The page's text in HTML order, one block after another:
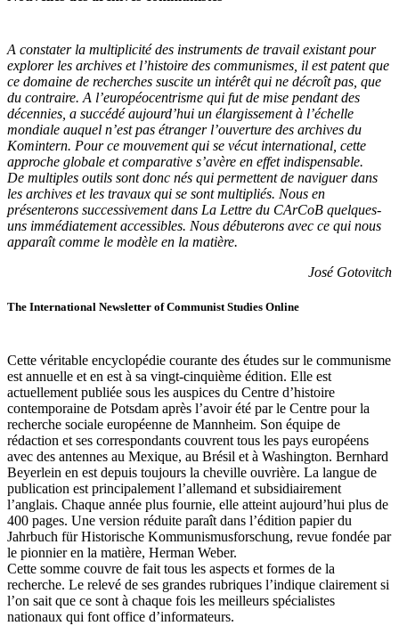
A constater la multiplicité des instruments de travail existant pour
explorer les archives et l’histoire des communismes, il est patent que
ce domaine de recherches suscite un intérêt qui ne décroît pas, que
du contraire. A l’européocentrisme qui fut de mise pendant des
décennies, a succédé aujourd’hui un élargissement à l’échelle
mondiale auquel n’est pas étranger l’ouverture des archives du
Komintern. Pour ce mouvement qui se vécut international, cette
approche globale et comparative s’avère en effet indispensable.
De multiples outils sont donc nés qui permettent de naviguer dans
les archives et les travaux qui se sont multipliés. Nous en
présenterons successivement dans La Lettre du CArCoB quelques-
uns immédiatement accessibles. Nous débuterons avec ce qui nous
apparaît comme le modèle en la matière.
José Gotovitch
The International Newsletter of Communist Studies Online
Cette véritable encyclopédie courante des études sur le communisme
est annuelle et en est à sa vingt-cinquième édition. Elle est
actuellement publiée sous les auspices du Centre d’histoire
contemporaine de Potsdam après l’avoir été par le Centre pour la
recherche sociale européenne de Mannheim. Son équipe de
rédaction et ses correspondants couvrent tous les pays européens
avec des antennes au Mexique, au Brésil et à Washington. Bernhard
Beyerlein en est depuis toujours la cheville ouvrière. La langue de
publication est principalement l’allemand et subsidiairement
l’anglais. Chaque année plus fournie, elle atteint aujourd’hui plus de
400 pages. Une version réduite paraît dans l’édition papier du
Jahrbuch für Historische Kommunismusforschung, revue fondée par
le pionnier en la matière, Herman Weber.
Cette somme couvre de fait tous les aspects et formes de la
recherche. Le relevé de ses grandes rubriques l’indique clairement si
l’on sait que ce sont à chaque fois les meilleurs spécialistes
nationaux qui font office d’informateurs.